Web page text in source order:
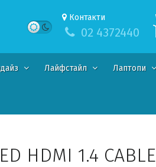
Контакти
02 4372440
Лайфстайл Лаптопи
HDMI 1.4 CABLE